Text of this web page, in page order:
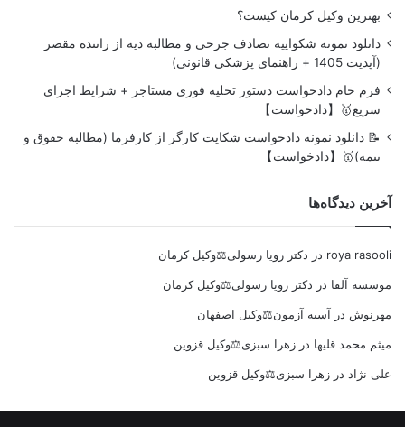
بهترین وکیل کرمان کیست؟
دانلود نمونه شکواییه تصادف جرحی و مطالبه دیه از راننده مقصر
(آپدیت 1405 + راهنمای پزشکی قانونی)
فرم خام دادخواست دستور تخلیه فوری مستاجر + شرایط اجرای
سریع🥇【دادخواست】
📝 دانلود نمونه دادخواست شکایت کارگر از کارفرما (مطالبه حقوق و
بیمه)🥇【دادخواست】
آخرین دیدگاه‌ها
roya rasooli در دکتر رویا رسولی⚖️وکیل کرمان
موسسه آلفا در دکتر رویا رسولی⚖️وکیل کرمان
مهرنوش در آسیه آزمون⚖️وکیل اصفهان
میثم محمد قلیها در زهرا سبزی⚖️وکیل قزوین
علی نژاد در زهرا سبزی⚖️وکیل قزوین